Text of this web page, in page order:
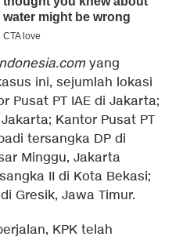
yang
ini, sejumlah lokasi
Pusat PT IAE di Jakarta;
Kantor Pusat PT
tersangka DP di
Minggu, Jakarta
II di Kota Bekasi;
Gresik, Jawa Timur.
KPK telah